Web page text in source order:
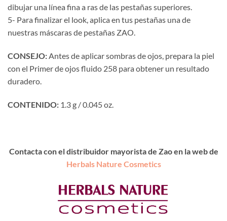
dibujar una línea fina a ras de las pestañas superiores.
5- Para finalizar el look, aplica en tus pestañas una de
nuestras máscaras de pestañas ZAO.
CONSEJO:Antes de aplicar sombras de ojos, prepara la piel
con el Primer de ojos fluido 258 para obtener un resultado
duradero.
CONTENIDO: 1.3 g / 0.045 oz.
Contacta con el distribuidor mayorista de Zao en la web de
Herbals Nature Cosmetics